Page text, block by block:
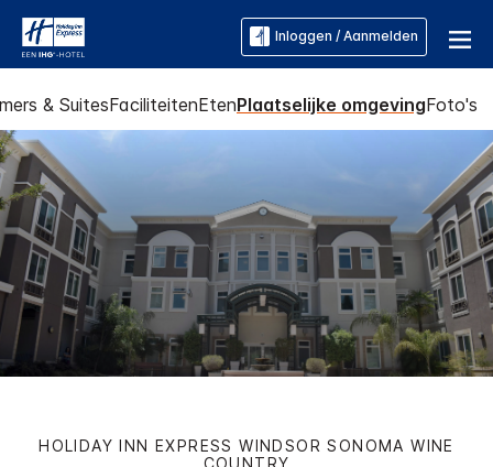
Inloggen / Aanmelden
& SuitesFaciliteitenEtenPlaatselijke omgevingFoto's
HOLIDAY INN EXPRESS WINDSOR SONOMA WINE